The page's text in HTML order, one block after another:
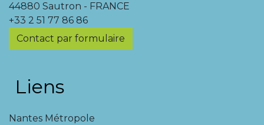
44880 Sautron - FRANCE
+33 2 51 77 86 86
Contact par formulaire
Liens
Nantes Métropole